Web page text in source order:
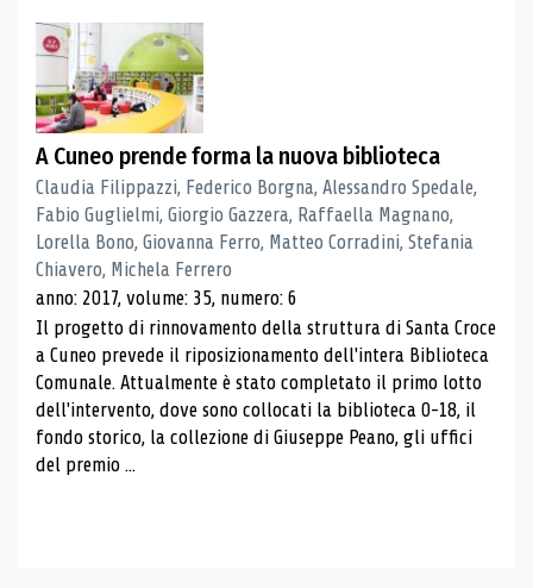
A Cuneo prende forma la nuova biblioteca
Claudia Filippazzi, Federico Borgna, Alessandro Spedale,
Fabio Guglielmi, Giorgio Gazzera, Raffaella Magnano,
Lorella Bono, Giovanna Ferro, Matteo Corradini, Stefania
Chiavero, Michela Ferrero
anno: 2017, volume: 35, numero: 6
Il progetto di rinnovamento della struttura di Santa Croce
a Cuneo prevede il riposizionamento dell'intera Biblioteca
Comunale. Attualmente è stato completato il primo lotto
dell'intervento, dove sono collocati la biblioteca 0-18, il
fondo storico, la collezione di Giuseppe Peano, gli uffici
del premio ...